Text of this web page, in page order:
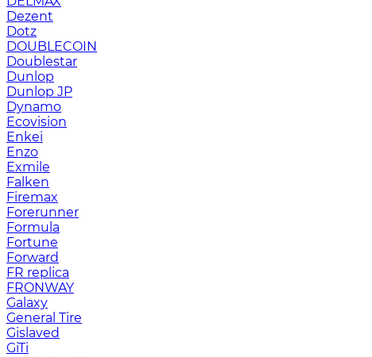
Dezent
Dotz
DOUBLECOIN
Doublestar
Dunlop
Dunlop JP
Dynamo
Ecovision
Enkei
Enzo
Exmile
Falken
Firemax
Forerunner
Formula
Fortune
Forward
FR replica
FRONWAY
Galaxy
General Tire
Gislaved
GiTi